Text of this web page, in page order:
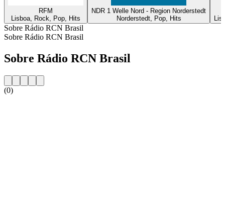
RFM
Lisboa, Rock, Pop, Hits
NDR 1 Welle Nord - Region Norderstedt
Norderstedt, Pop, Hits
Sobre Rádio RCN Brasil
Sobre Rádio RCN Brasil
Sobre Rádio RCN Brasil
(0)